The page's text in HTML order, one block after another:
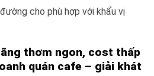
cho phù hợp với khẩu vị
thơm ngon, cost thấp
quán cafe – giải khát